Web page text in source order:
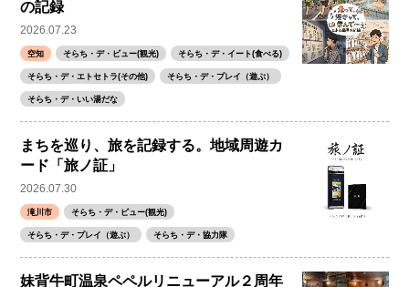
の記録
2026.07.23
空知 そらち・デ・ビュー(観光) そらち・デ・イート(食べる)
そらち・デ・エトセトラ(その他) そらち・デ・プレイ（遊ぶ）
そらち・デ・いい湯だな
まちを巡り、旅を記録する。地域周遊カ
ード「旅ノ証」
2026.07.30
滝川市 そらち・デ・ビュー(観光)
そらち・デ・プレイ（遊ぶ） そらち・デ・協力隊
妹背牛町温泉ペペルリニューアル２周年